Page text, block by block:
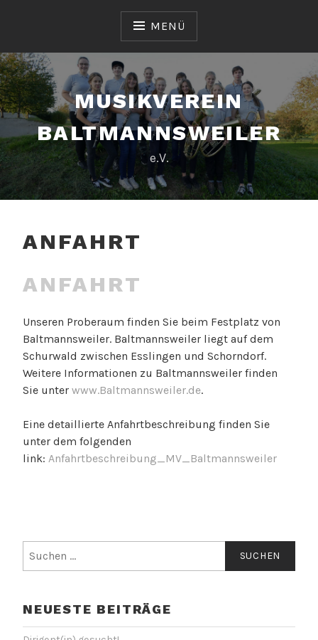
MENÜ
MUSIKVEREIN
BALTMANNSWEILER
e.V.
ANFAHRT
ANFAHRT
Unseren Proberaum finden Sie beim Festplatz von
Baltmannsweiler. Baltmannsweiler liegt auf dem
Schurwald zwischen Esslingen und Schorndorf.
Weitere Informationen zu Baltmannsweiler finden
Sie unter www.Baltmannsweiler.de.
Eine detaillierte Anfahrtbeschreibung finden Sie
unter dem folgenden
link: Anfahrtbeschreibung_MV_Baltmannsweiler
nach:
NEUESTE BEITRÄGE